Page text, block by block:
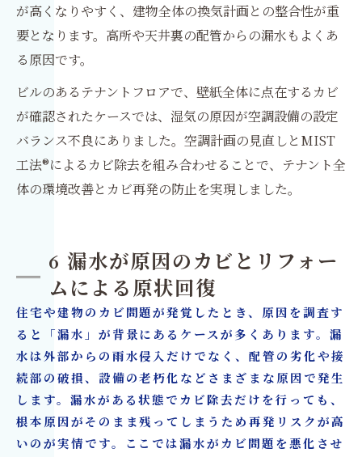
が高くなりやすく、建物全体の換気計画との整合性が重
要となります。高所や天井裏の配管からの漏水もよくあ
る原因です。
ビルのあるテナントフロアで、壁紙全体に点在するカビ
が確認されたケースでは、湿気の原因が空調設備の設定
バランス不良にありました。空調計画の見直しとMIST
工法®によるカビ除去を組み合わせることで、テナント全
体の環境改善とカビ再発の防止を実現しました。
6 漏水が原因のカビとリフォー
ムによる原状回復
住宅や建物のカビ問題が発覚したとき、原因を調査す
ると「漏水」が背景にあるケースが多くあります。漏
水は外部からの雨水侵入だけでなく、配管の劣化や接
続部の破損、設備の老朽化などさまざまな原因で発生
します。漏水がある状態でカビ除去だけを行っても、
根本原因がそのまま残ってしまうため再発リスクが高
いのが実情です。ここでは漏水がカビ問題を悪化させ